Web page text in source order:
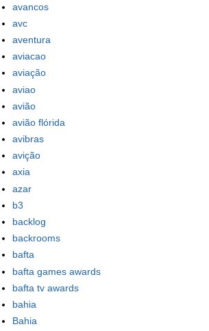
avancos
avc
aventura
aviacao
aviação
aviao
avião
avião flórida
avibras
avição
axia
azar
b3
backlog
backrooms
bafta
bafta games awards
bafta tv awards
bahia
Bahia